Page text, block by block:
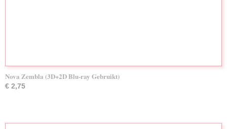
Nova Zembla (3D+2D Blu-ray Gebruikt)
€ 2,75